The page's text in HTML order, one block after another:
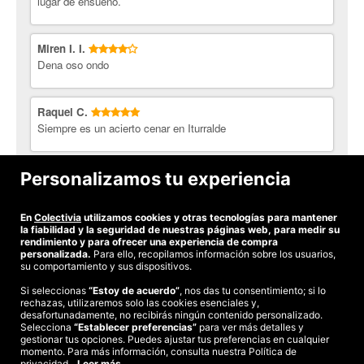
Vino blanco Etcétera. (D.O. Rueda)
Vino rosado Monteberin (D.O. Lambrusco)
Cava Brut Nature Castellblanch
Agua Insalus
Pedro Y. 10/10Estupendo. Las raciones justas para no llenarse
con tantos platos. El servicio muy bueno y el lugar maravilloso.
Koldobike E.10/10 Berriro joateko prest denak! Oso gustura, bai
lekua, bai zerbitzua, bai janaria.
31/03/2017
el trato exquisito.
12/03/2017
Ramon L.10/10Lugar que merece la pena repetir
27/02/2017
Ainhoa G.10/10 Me encanto!!!
Amaia G.8/10Estaba todo muy rico y el servicio ha sido bueno,
pero hay un par de detalles que no nos han gustado: cobrar el
café y el agua (entre 2, hemos pedido una botella de vino y agua,
pero no nos importaba que fuera del grifo; sin embargo, nos han
cobrado una botella de agua)
Miren I. I.
Dena oso ondo
Raquel C.
Siempre es un acierto cenar en Iturralde
Josefa U.
Ver todas las opiniones
©2026 Colectivia
Términos y condiciones|Política de privacidad|Política de cookies
Estudio turismo de verano 2020
Personalizamos tu experiencia
En Colectivia utilizamos cookies y otras tecnologías para mantener
la fiabilidad y la seguridad de nuestras páginas web, para medir su
rendimiento y para ofrecer una experiencia de compra
personalizada. Para ello, recopilamos información sobre los usuarios,
su comportamiento y sus dispositivos.
Si seleccionas “Estoy de acuerdo”, nos das tu consentimiento; si lo
rechazas, utilizaremos solo las cookies esenciales y,
desafortunadamente, no recibirás ningún contenido personalizado.
Selecciona “Establecer preferencias” para ver más detalles y
gestionar tus opciones. Puedes ajustar tus preferencias en cualquier
momento. Para más información, consulta nuestra Política de